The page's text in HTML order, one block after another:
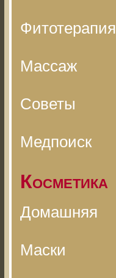
Фитотерапия
Массаж
Советы
Медпоиск
Косметика
Домашняя
Маски